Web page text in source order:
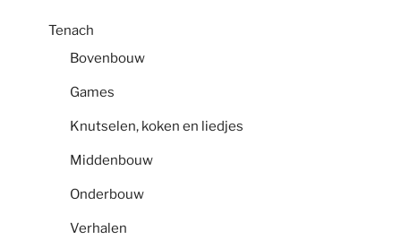
Tenach
Bovenbouw
Games
Knutselen, koken en liedjes
Middenbouw
Onderbouw
Verhalen